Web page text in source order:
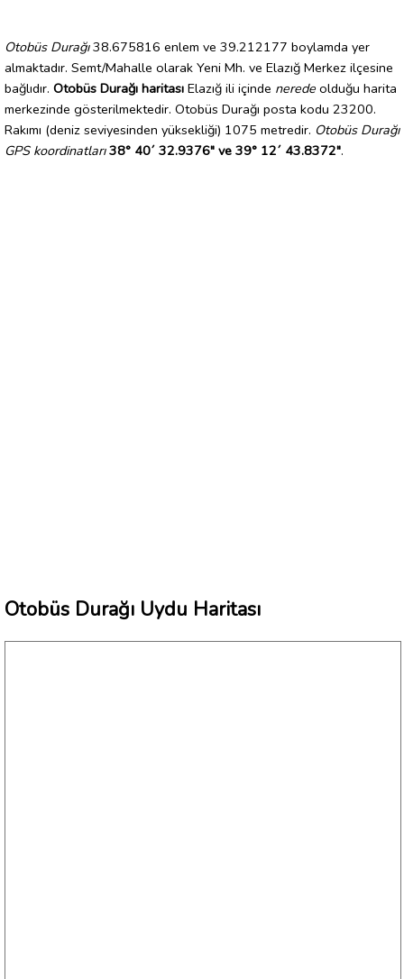
Otobüs Durağı38.675816 enlem ve 39.212177 boylamda yer
almaktadır. Semt/Mahalle olarak Yeni Mh. ve Elazığ Merkez ilçesine
bağlıdır. Otobüs Durağı haritası Elazığ ili içinde nerede olduğu harita
merkezinde gösterilmektedir. Otobüs Durağı posta kodu 23200.
Rakımı (deniz seviyesinden yüksekliği) 1075 metredir. Otobüs Durağı
GPS koordinatları 38° 40´ 32.9376" ve 39° 12´ 43.8372".
Otobüs Durağı Uydu Haritası